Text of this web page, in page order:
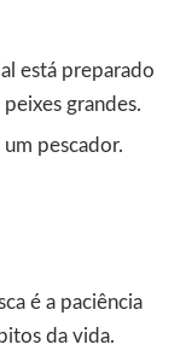
está preparado
grandes.
pescador.
é a paciência
da vida.